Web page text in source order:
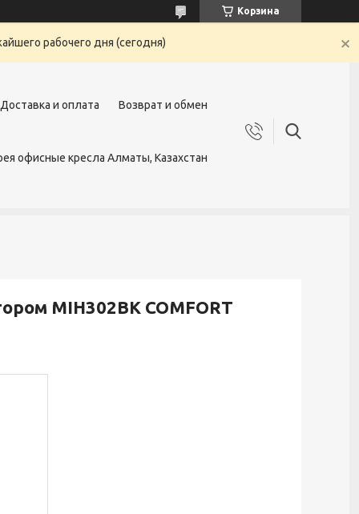
Корзина
рабочего дня (сегодня)
Доставка и оплата Возврат и обмен
офисные кресла Алматы, Казахстан
MIH302BK COMFORT